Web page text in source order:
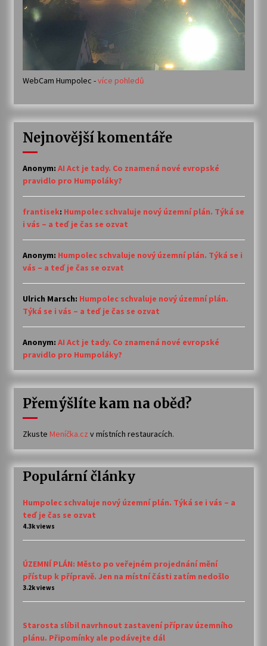
WebCam Humpolec -více pohledů
Nejnovější komentáře
Anonym: AI Act je tady. Co znamená nové evropské
pravidlo pro Humpoláky?
frantisek: Humpolec schvaluje nový územní plán. Týká se
i vás – a teď je čas se ozvat
Anonym: Humpolec schvaluje nový územní plán. Týká se i
vás – a teď je čas se ozvat
Ulrich Marsch: Humpolec schvaluje nový územní plán.
Týká se i vás – a teď je čas se ozvat
Anonym: AI Act je tady. Co znamená nové evropské
pravidlo pro Humpoláky?
Přemýšlíte kam na oběd?
Zkuste Meníčka.cz v místních restauracích.
Populární články
Humpolec schvaluje nový územní plán. Týká se i vás – a
teď je čas se ozvat
4.3k views
ÚZEMNÍ PLÁN: Město po veřejném projednání mění
přístup k přípravě. Jen na místní části zatím nedošlo
3.2k views
Starosta slíbil navrhnout zastavení příprav územního
plánu. Připomínky ale podávejte dál